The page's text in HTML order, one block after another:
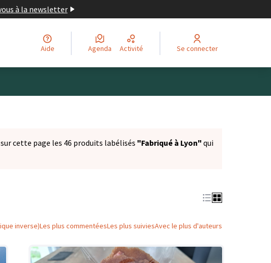
à la newsletter
Aide Agenda Activité Se connecter
cette page les 46 produits labélisés "Fabriqué à Lyon" qui
inverse)Les plus commentéesLes plus suiviesAvec le plus d'auteurs